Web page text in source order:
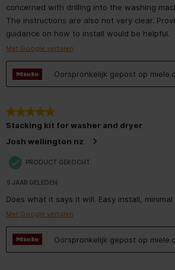
concerned with drilling into the washing
The instructions are also not very clear.
guidance on how to install would be helpful.
Met Google vertalen
Oorspronkelijk gepost op
5 van 5 sterren.
Stacking kit for washer and dryer
Josh wellington nz
PRODUCT GEKOCHT
5 JAAR GELEDEN
Does what it says it will. Easy install,
Met Google vertalen
Oorspronkelijk gepost op